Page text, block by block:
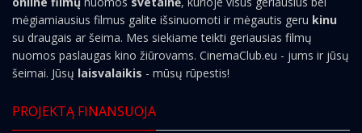
mėgiamiausius filmus galite išsinuomoti ir mėgautis geru kinu
su draugais ar šeima. Mes siekiame teikti geriausias filmų
nuomos paslaugas kino žiūrovams. CinemaClub.eu - jums ir jūsų
šeimai. Jūsų laisvalaikis - mūsų rūpestis!
PROJEKTĄ FINANSUOJA